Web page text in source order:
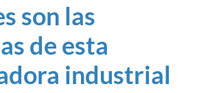
son las
de esta
industrial